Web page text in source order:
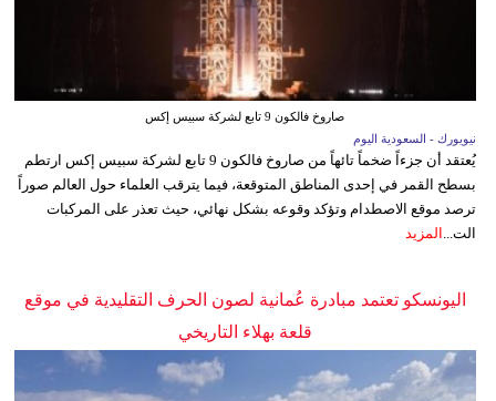
صاروخ فالكون 9 تابع لشركة سبيس إكس
نيويورك - السعودية اليوم
يُعتقد أن جزءاً ضخماً تائهاً من صاروخ فالكون 9 تابع لشركة سبيس إكس ارتطم
بسطح القمر في إحدى المناطق المتوقعة، فيما يترقب العلماء حول العالم صوراً
ترصد موقع الاصطدام وتؤكد وقوعه بشكل نهائي، حيث تعذر على المركبات
الت... المزيد
اليونسكو تعتمد مبادرة عُمانية لصون الحرف التقليدية في موقع
قلعة بهلاء التاريخي